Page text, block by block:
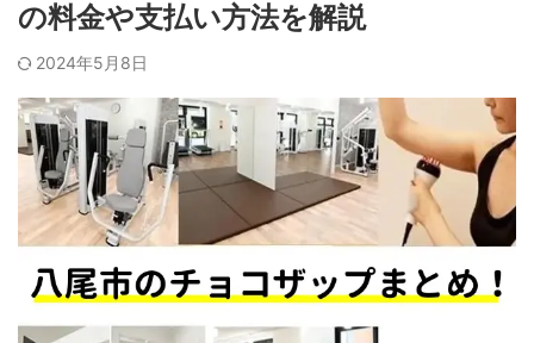
の料金や支払い方法を解説
2024年5月8日